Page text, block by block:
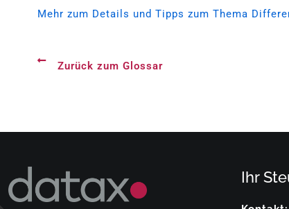
Mehr zum Details und Tipps zum Thema
Zurück zum Glossar
Ihr